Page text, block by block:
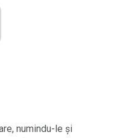
numindu-le și